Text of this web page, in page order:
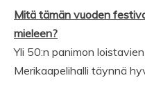
Mitä tämän vuoden
mieleen?
Yli 50:n panimon
Merikaapelihalli täynnä